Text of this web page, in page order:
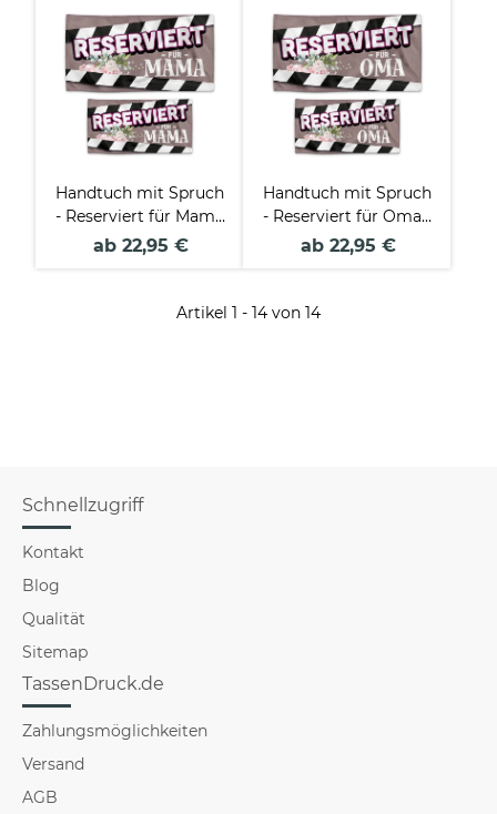
Größen und fünf
Farben
Handtuch mit Spruch
- Reserviert für Mama
- in zwei Größen
ab 22,95 €
Handtuch mit Spruch
- Reserviert für Oma -
in zwei Größen
ab 22,95 €
Artikel 1 - 14 von 14
Schnellzugriff
Kontakt
Blog
Qualität
Sitemap
TassenDruck.de
Zahlungsmöglichkeiten
Versand
AGB